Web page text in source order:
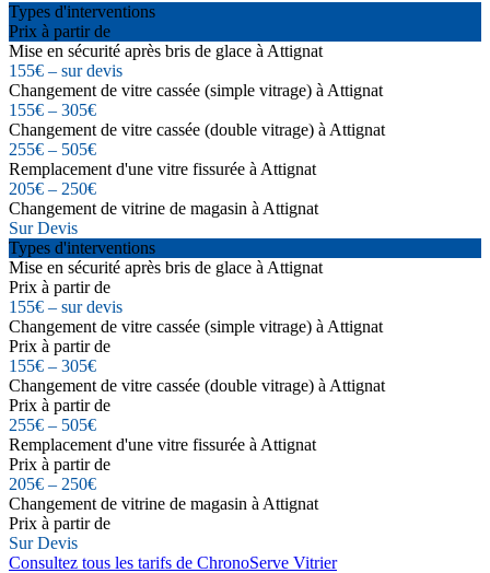
Types d'interventions
Prix à partir de
Mise en sécurité après bris de glace à Attignat
155€ – sur devis
Changement de vitre cassée (simple vitrage) à Attignat
155€ – 305€
Changement de vitre cassée (double vitrage) à Attignat
255€ – 505€
Remplacement d'une vitre fissurée à Attignat
205€ – 250€
Changement de vitrine de magasin à Attignat
Sur Devis
Types d'interventions
Mise en sécurité après bris de glace à Attignat
Prix à partir de
155€ – sur devis
Changement de vitre cassée (simple vitrage) à Attignat
Prix à partir de
155€ – 305€
Changement de vitre cassée (double vitrage) à Attignat
Prix à partir de
255€ – 505€
Remplacement d'une vitre fissurée à Attignat
Prix à partir de
205€ – 250€
Changement de vitrine de magasin à Attignat
Prix à partir de
Sur Devis
Consultez tous les tarifs de ChronoServe Vitrier